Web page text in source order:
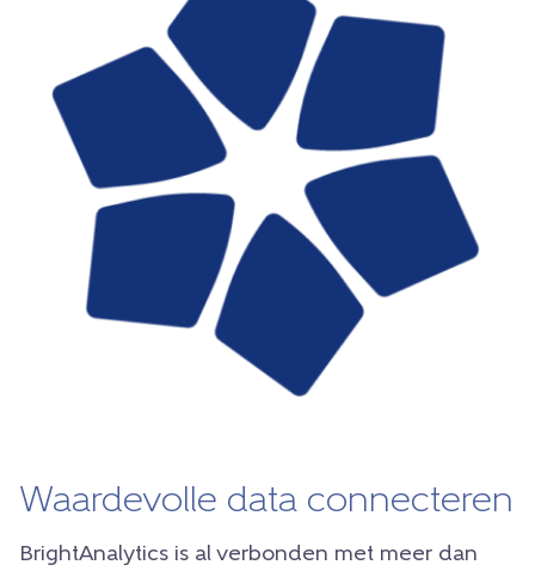
Waardevolle data connecteren
BrightAnalytics is al verbonden met meer dan